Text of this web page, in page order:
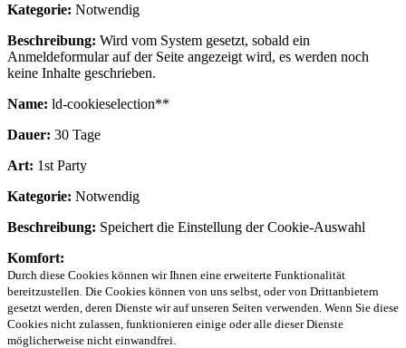
Kategorie: Notwendig
Beschreibung: Wird vom System gesetzt, sobald ein
Anmeldeformular auf der Seite angezeigt wird, es werden noch
keine Inhalte geschrieben.
Name: ld-cookieselection**
Dauer: 30 Tage
Art: 1st Party
Kategorie: Notwendig
Beschreibung: Speichert die Einstellung der Cookie-Auswahl
Komfort:
Durch diese Cookies können wir Ihnen eine erweiterte Funktionalität
bereitzustellen. Die Cookies können von uns selbst, oder von Drittanbietern
gesetzt werden, deren Dienste wir auf unseren Seiten verwenden. Wenn Sie diese
Cookies nicht zulassen, funktionieren einige oder alle dieser Dienste
möglicherweise nicht einwandfrei.